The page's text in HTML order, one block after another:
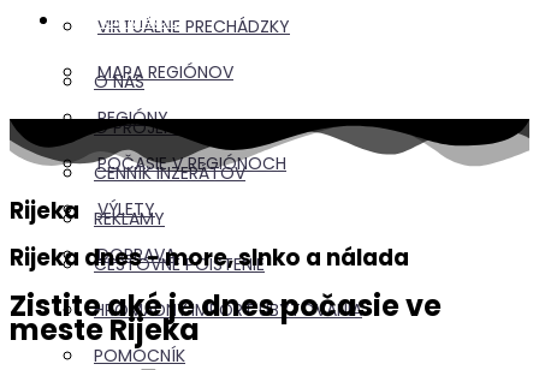
VIRTUÁLNE PRECHÁDZKY
MAPA REGIÓNOV
REGIÓNY
POČASIE V REGIÓNOCH
VÝLETY
DOPRAVA
INFORMÁCIE
O NÁS
O PROJEKTE
CENNÍK INZERÁTOV
REKLAMY
CESTOVNÉ POISTENIE
HROMADNÝ IMPORT UBYTOVANIA
POMOCNÍK
Rijeka
Rijeka dnes - more, slnko a nálada
Zistite aké je dnes počasie ve
meste Rijeka